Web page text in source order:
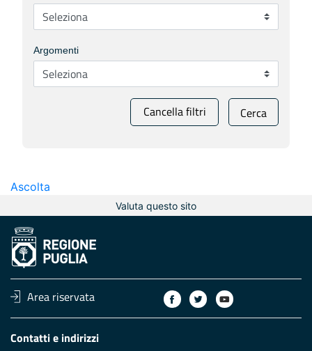
Argomenti
Cancella filtri Cerca
Ascolta
Valuta questo sito
Area riservata
Contatti e indirizzi